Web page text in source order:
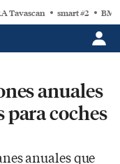
Tavascan smart #2
anuales
para coches
anuales que